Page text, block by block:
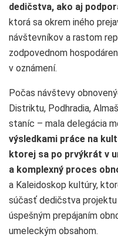
dedičstva, ako aj
ktorá sa okrem iného
návštevníkov a rastom
zodpovednom
v oznámení.
Počas návštevy
Distriktu, Podhradia,
staníc – mala delegácia
výsledkami práce na
ktorej sa po prvýkrát v
a komplexný proces
a Kaleidoskop kultúry,
súčasť dedičstva
úspešným prepájaním
umeleckým obsahom.